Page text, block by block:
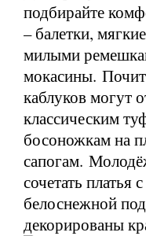
подбирайте
– балетки,
милыми
мокасины.
каблуков могут
классическим
босоножкам на
сапогам.
сочетать
белоснежной
декорированы